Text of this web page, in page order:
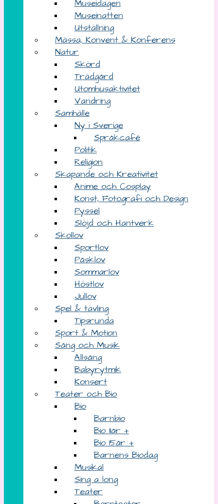
Museidagen
Museinatten
Utställning
Mässa, Konvent & Konferens
Natur
Skörd
Trädgård
Utomhusaktivitet
Vandring
Samhälle
Ny i Sverige
Språkcafé
Politik
Religion
Skapande och Kreativitet
Anime och Cosplay
Konst, Fotografi och Design
Pyssel
Slöjd och Hantverk
Skollov
Sportlov
Påsklov
Sommarlov
Höstlov
Jullov
Spel & tävling
Tipsrunda
Sport & Motion
Sång och Musik
Allsång
Babyrytmik
Konsert
Teater och Bio
Bio
Barnbio
Bio 11år +
Bio 15år +
Barnens Biodag
Musikal
Sing a long
Teater